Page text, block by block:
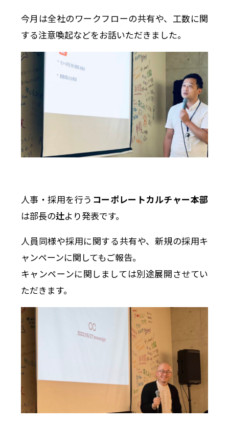
今月は全社のワークフローの共有や、工数に関
する注意喚起などをお話いただきました。
人事・採用を行う コーポレートカルチャー本部
は部長の辻より発表です。
人員同様や採用に関する共有や、新規の採用キ
ャンペーンに関してもご報告。
キャンペーンに関しましては別途展開させてい
ただきます。